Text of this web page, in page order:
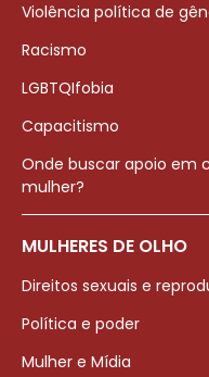
Violência política de
Racismo
LGBTQIfobia
Capacitismo
Onde buscar apoio em
mulher?
MULHERES DE OLHO
Direitos sexuais e
Política e poder
Mulher e Mídia